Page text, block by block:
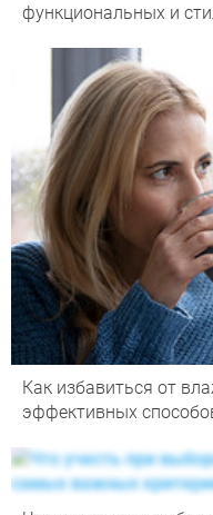
функциональных и
Как избавиться от
эффективных